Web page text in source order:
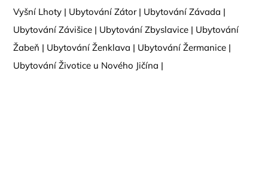
Vyšní Lhoty | Ubytování Zátor| Ubytování Závada |
Ubytování Závišice | Ubytování Zbyslavice | Ubytování
Žabeň | Ubytování Ženklava | Ubytování Žermanice |
Ubytování Životice u Nového Jičína |